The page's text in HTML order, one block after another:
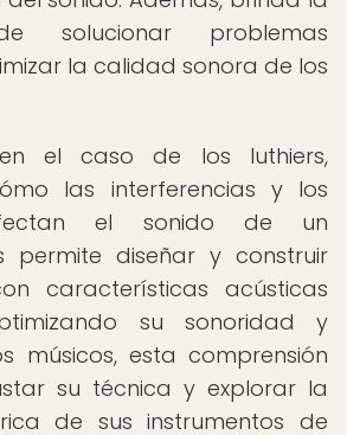
solucionar problemas
la calidad sonora de los
el caso de los luthiers,
las interferencias y los
el sonido de un
permite diseñar y construir
características acústicas
su sonoridad y
músicos, esta comprensión
su técnica y explorar la
de sus instrumentos de